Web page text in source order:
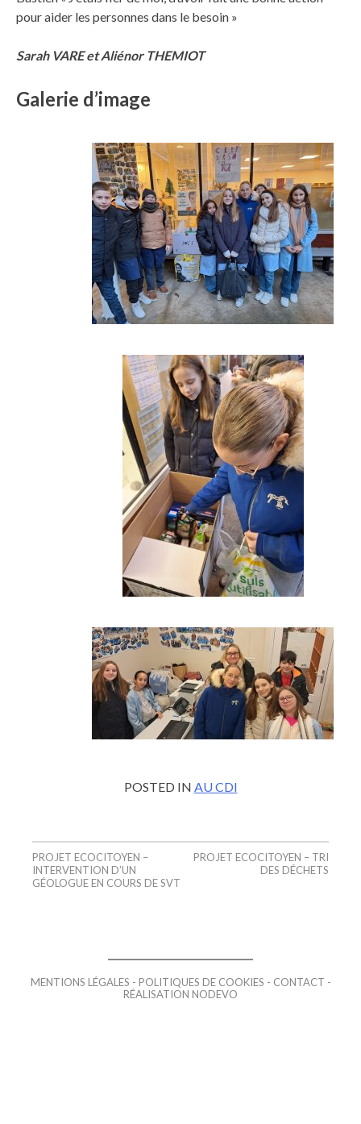
pour aider les personnes dans le besoin »
Sarah VARE et Aliénor THEMIOT
Galerie d’image
POSTED IN AU CDI
Navigation
de
PROJET ECOCITOYEN – TRI
DES DÉCHETS
PROJET ECOCITOYEN –
INTERVENTION D’UN
GÉOLOGUE EN COURS DE SVT
MENTIONS LÉGALES POLITIQUES DE COOKIES
CONTACT
RÉALISATION NODEVO